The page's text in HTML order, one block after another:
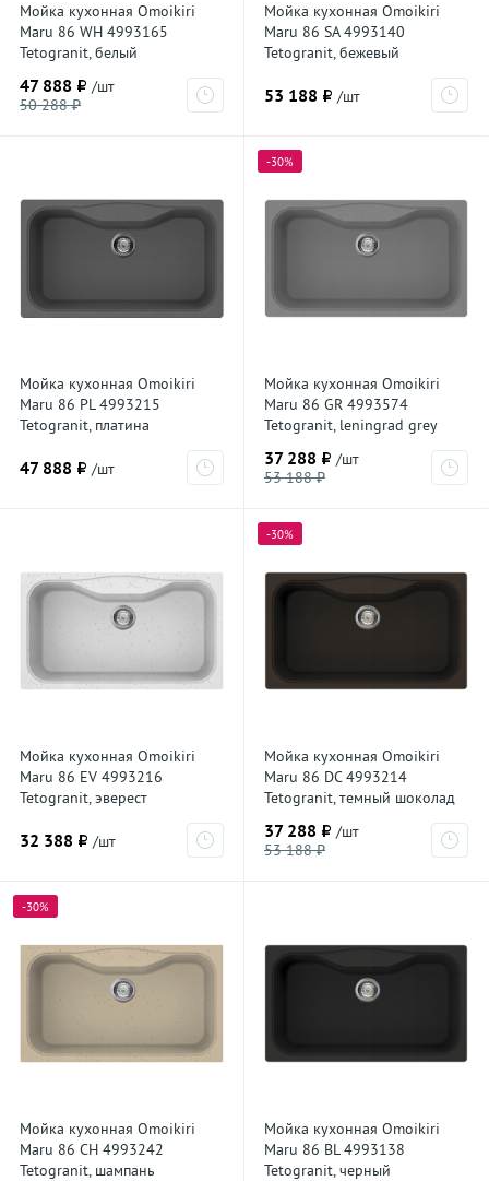
Мойка кухонная Omoikiri
Maru 86 WH 4993165
Tetogranit, белый
47 888 ₽ /шт
50 288 ₽
Мойка кухонная Omoikiri
Maru 86 SA 4993140
Tetogranit, бежевый
53 188 ₽ /шт
Мойка кухонная Omoikiri
Maru 86 PL 4993215
Tetogranit, платина
47 888 ₽ /шт
-30%
Мойка кухонная Omoikiri
Maru 86 GR 4993574
Tetogranit, leningrad grey
37 288 ₽ /шт
53 188 ₽
Мойка кухонная Omoikiri
Maru 86 EV 4993216
Tetogranit, эверест
32 388 ₽ /шт
-30%
Мойка кухонная Omoikiri
Maru 86 DC 4993214
Tetogranit, темный шоколад
37 288 ₽ /шт
53 188 ₽
-30%
Мойка кухонная Omoikiri
Maru 86 CH 4993242
Tetogranit, шампань
Мойка кухонная Omoikiri
Maru 86 BL 4993138
Tetogranit, черный